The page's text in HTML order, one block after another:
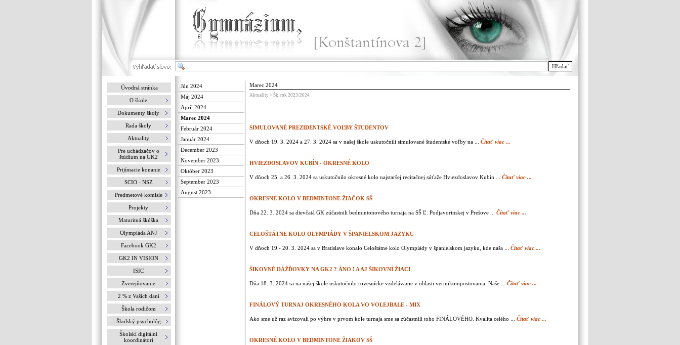
Hľadať
Úvodná stránka
O škole
Dokumenty školy
Rada školy
Aktuality
Pre uchádzačov o
štúdium na GK2
Prijímacie konanie
SCIO - NSZ
Predmetové komisie
Projekty
Maturitná škúška
Olympiáda ANJ
Facebook GK2
GK2 IN VISION
ISIC
Zverejňovanie
2 % z Vašich daní
Škola rodičom
Školský psychológ
Školskí digitálni
koordinátori
Marec 2024
Aktuality > Šk. rok 2023/2024
SIMULOVANÉ PREZIDENTSKÉ VOĽBY ŠTUDENTOV
V dňoch 19. 3. 2024 a 27. 3. 2024 sa v našej škole uskutočnili simulované študentské voľby na ... Čítať viac ...
HVIEZDOSLAVOV KUBÍN - OKRESNÉ KOLO
V dňoch 25. a 26. 3. 2024 sa uskutočnilo okresné kolo najstaršej recitačnej súťaže Hviezdoslavov Kubín ... Čítať viac ...
OKRESNÉ KOLO V BEDMINTONE ŽIAČOK SŠ
Dňa 22. 3. 2024 sa dievčatá GK zúčastnili bedmintonového turnaja na SŠ Ľ. Podjavorinskej v Prešove ... Čítať viac ...
CELOŠTÁTNE KOLO OLYMPIÁDY V ŠPANIELSKOM JAZYKU
V dňoch 19.- 20. 3. 2024 sa v Bratislave konalo Celoštátne kolo Olympiády v španielskom jazyku, kde naša ... Čítať viac ...
ŠIKOVNÉ DÁŽĎOVKY NA GK2 ? ÁNO ! A AJ ŠIKOVNÍ ŽIACI
Dňa 18. 3. 2024 sa na našej škole uskutočnilo rovesnícke vzdelávanie v oblasti vermikompostovania. Naše ... Čítať viac ...
FINÁLOVÝ TURNAJ OKRESNÉHO KOLA VO VOLEJBALE - MIX
Ako sme už raz avizovali po výhre v prvom kole turnaja sme sa zúčastnili toho FINÁLOVÉHO. Kvalita celého ... Čítať viac ...
OKRESNÉ KOLO V BEDMINTONE ŽIAKOV SŠ
Jún 2024
Máj 2024
Apríl 2024
Marec 2024
Február 2024
Január 2024
December 2023
November 2023
Október 2023
September 2023
August 2023